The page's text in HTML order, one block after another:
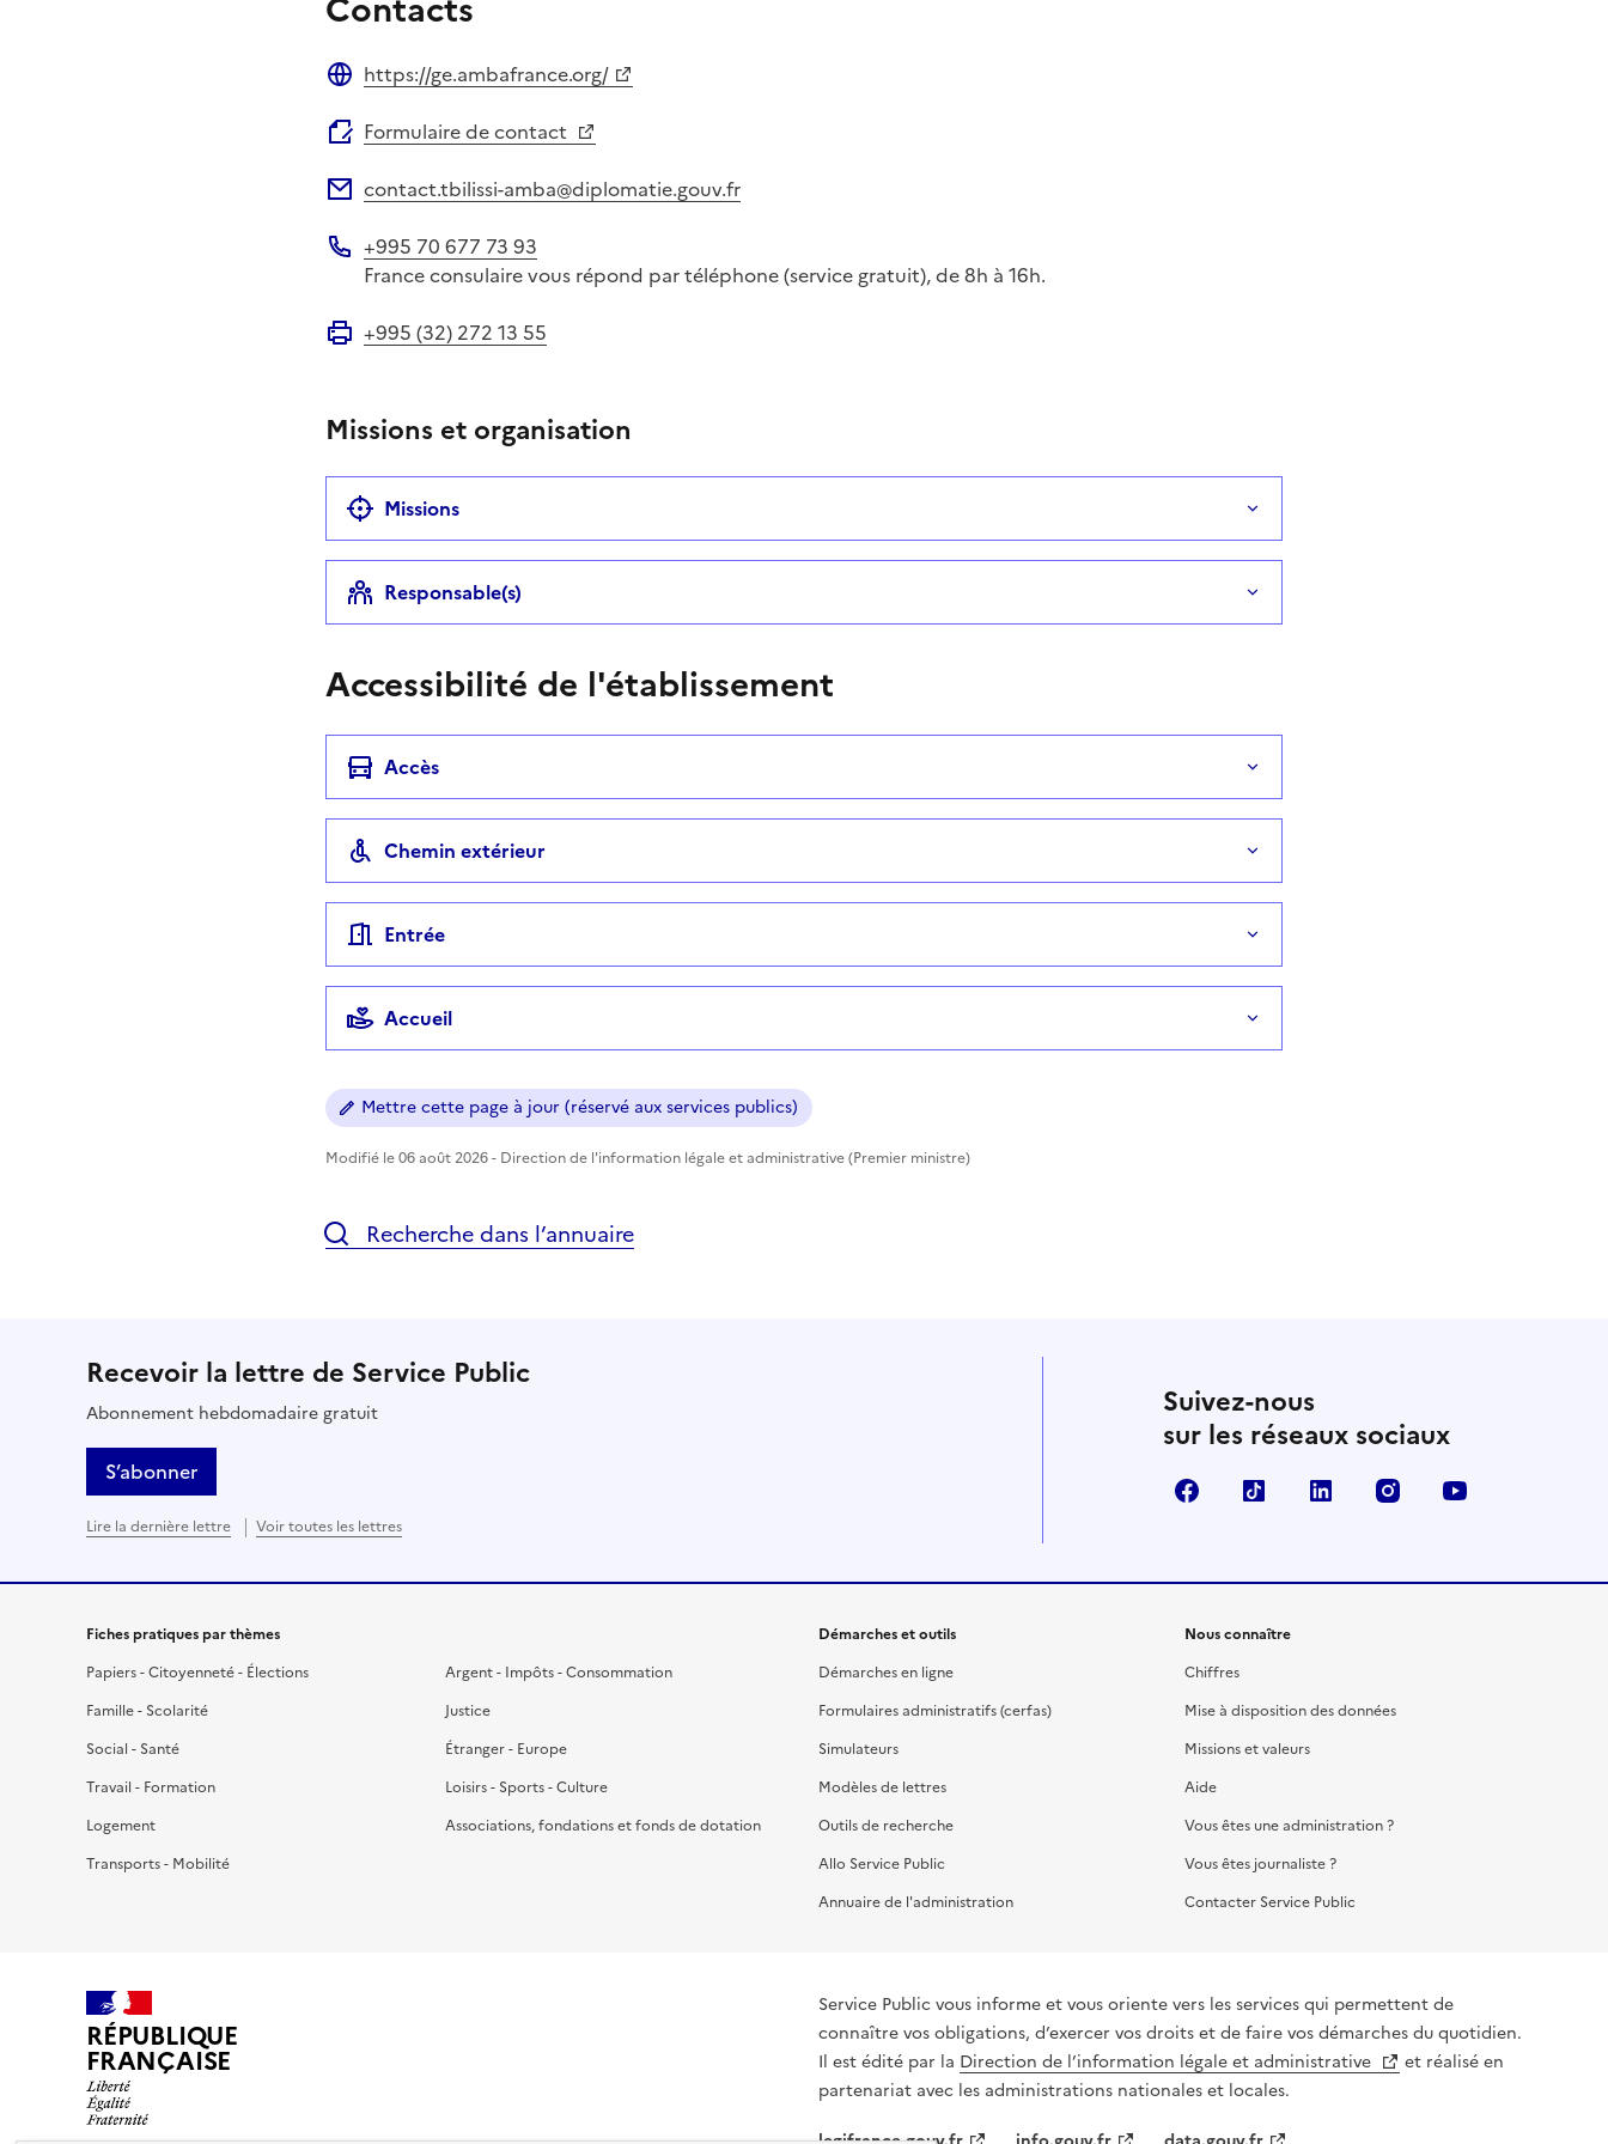
https://ge.ambafrance.org/
Formulaire de contact
contact.tbilissi-amba@diplomatie.gouv.fr
Téléphone
+995 70 677 73 93
France consulaire vous répond par téléphone (service gratuit), de 8h à 16h.
+995 (32) 272 13 55
Missions et organisation
Missions
Responsable(s)
Accessibilité de l'établissement
Accès
Chemin extérieur
Entrée
Accueil
Mettre cette page à jour (réservé aux services publics)
Modifié le 06 août 2026 - Direction de l'information légale et administrative (Premier ministre)
Recherche dans l’annuaire
Recevoir la lettre de Service Public
Abonnement hebdomadaire gratuit
S’abonner
Lire la dernière lettre Voir toutes les lettres
Suivez-nous
sur les réseaux sociaux
FacebookTikTok LinkedIn Instagram
Fiches pratiques par thèmes
Papiers - Citoyenneté - Élections
Famille - Scolarité
Social - Santé
Travail - Formation
Logement
Transports - Mobilité
Argent - Impôts - Consommation
Justice
Étranger - Europe
Loisirs - Sports - Culture
Associations, fondations et fonds de dotation
Démarches et outils
Démarches en ligne
Formulaires administratifs (cerfas)
Simulateurs
Modèles de lettres
Outils de recherche
Allo Service Public
Annuaire de l'administration
Nous connaître
Chiffres
Mise à disposition des données
Missions et valeurs
Aide
Vous êtes une administration ?
Vous êtes journaliste ?
Contacter Service Public
RÉPUBLIQUE
FRANÇAISE
Service Public vous informe et vous oriente vers les services qui permettent de
connaître vos obligations, d’exercer vos droits et de faire vos démarches du quotidien.
Il est édité par la Direction de l’information légale et administrative
et réalisé en
partenariat avec les administrations nationales et locales.